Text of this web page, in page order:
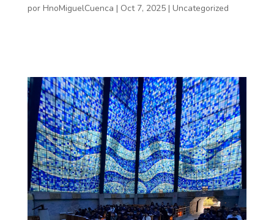
por HnoMiguelCuenca | Oct 7, 2025| Uncategorized